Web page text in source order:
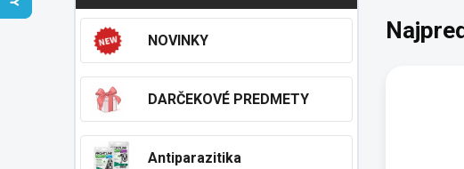
č
NOVINKY
DARČEKOVÉ PREDMETY
Antiparazitika